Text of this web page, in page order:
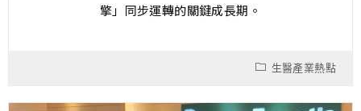
擎」同步運轉的關鍵成長期。
生醫產業熱點